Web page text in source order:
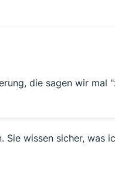
die sagen wir mal
wissen sicher, was